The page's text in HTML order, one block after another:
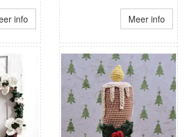
info Meer info